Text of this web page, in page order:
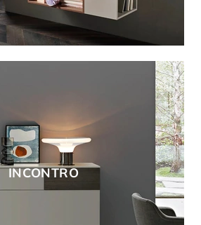
INCONTRO